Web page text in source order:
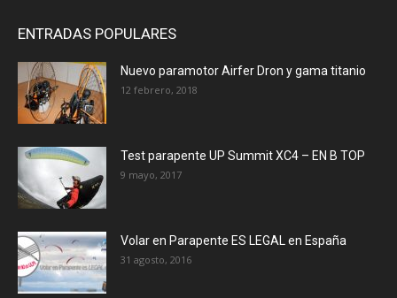
ENTRADAS POPULARES
Nuevo paramotor Airfer Dron y gama titanio
12 febrero, 2018
Test parapente UP Summit XC4 – EN B TOP
9 mayo, 2017
Volar en Parapente ES LEGAL en España
31 agosto, 2016